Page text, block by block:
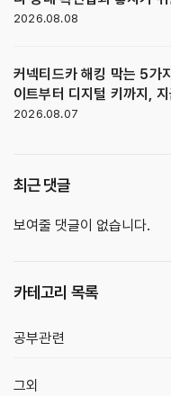
2026.08.08
커넥티드카 해킹 막는 5가
이트부터 디지털 키까지,
2026.08.07
최근 댓글
보여줄 댓글이 없습니다.
카테고리 목록
공부관련
그외